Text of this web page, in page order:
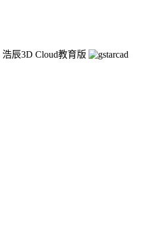
浩辰3D Cloud教育版